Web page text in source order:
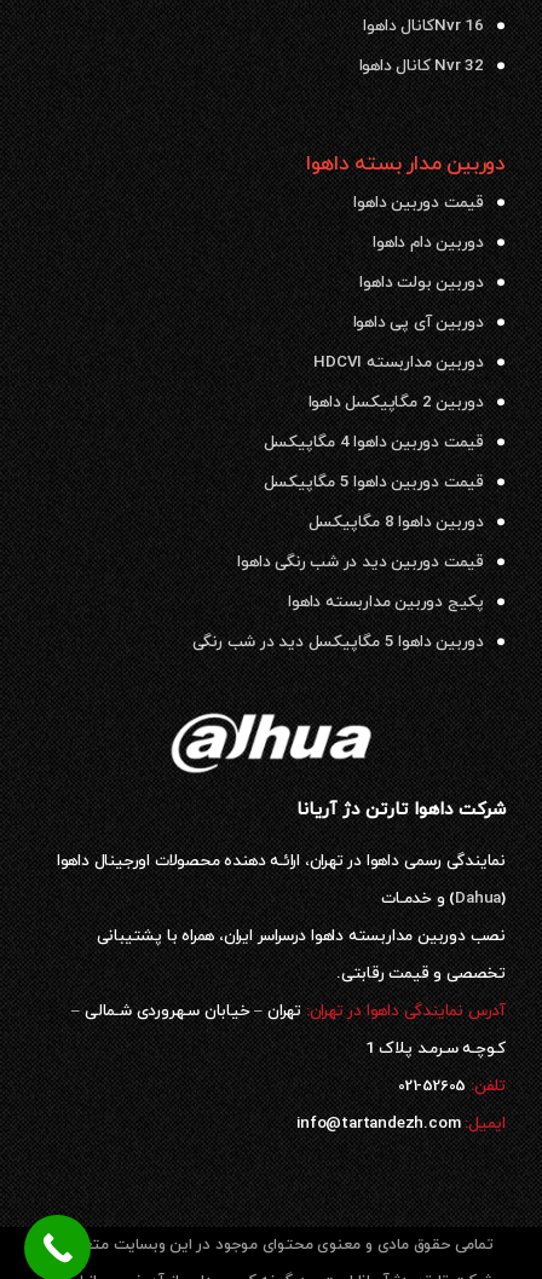
Nvr 16کانال داهوا
Nvr 32 کانال داهوا
دوربین مدار بسته داهوا
قیمت دوربین داهوا
دوربین دام داهوا
دوربین بولت داهوا
دوربین آی پی داهوا
دوربین مداربسته HDCVI
دوربین 2 مگاپیکسل داهوا
قیمت دوربین داهوا 4 مگاپیکسل
قیمت دوربین داهوا 5 مگاپیکسل
دوربین داهوا 8 مگاپیکسل
قیمت دوربین دید در شب رنگی داهوا
پکیج دوربین مداربسته داهوا
دوربین داهوا 5 مگاپیکسل دید در شب رنگی
شرکت داهوا تارتن دژ آریانا
نمایندگی رسمی داهوا در تهران، ارائـه دهنده محصولات اورجینال داهوا
(
Dahua) و خدمـات
نصب دوربین مداربسته داهوا درسراسر ایران، همراه با پشتیبانی
تخصصی و قیمت رقابتی.
آدرس نمایندگی داهوا در تهران:تهران – خیابان سـهروردی شـمالی –
کـوچـه سـرمـد پلاک 1
تلفن:52605-021
ایمیل:info@tartandezh.com
تمامی حقوق مادی و معنوی محتوای موجود در این وبسایت متعلق به